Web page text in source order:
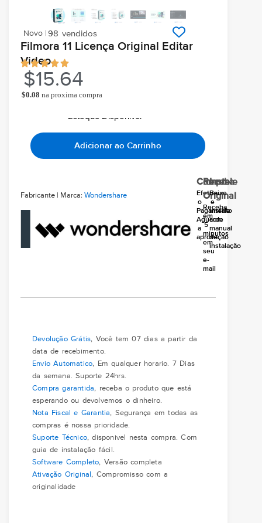
Novo | +98 vendidos
Filmora 11 Licença Original Editar
Video
$15.64
Chegará grátis hoje
Ao comprar você ganha
Estoque Disponivel
Devolução Grátis, Você tem 07 dias a partir da
data de recebimento.
Envio Automatico, Em qualquer horario. 7 Dias
da semana. Suporte 24hrs.
Compra garantida, receba o produto que está
esperando ou devolvemos o dinheiro.
Nota Fiscal e Garantia, Segurança em todas as
compras é nossa prioridade.
Suporte Técnico, disponivel nesta compra. Com
guia de instalação fácil.
Software Completo, Versão completa
Ativação Original , Compromisso com a
originalidade
$0.08 na proxima compra
Adicionar ao Carrinho
Fabricante | Marca: Wondershare
Compre
Efetue
o
Pagamento
Aguarde
a
aprovação
Receba
Original
Receba
em
5
minutos
em
seu
e-
mail
Instale
Baixe
e
instale
com
manual
de
instalação